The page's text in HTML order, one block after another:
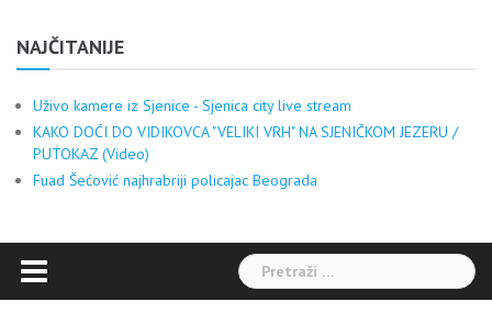
NAJČITANIJE
Uživo kamere iz Sjenice - Sjenica city live stream
KAKO DOĆI DO VIDIKOVCA "VELIKI VRH" NA SJENIČKOM JEZERU /
PUTOKAZ (Video)
Fuad Šećović najhrabriji policajac Beograda
Pretraga: